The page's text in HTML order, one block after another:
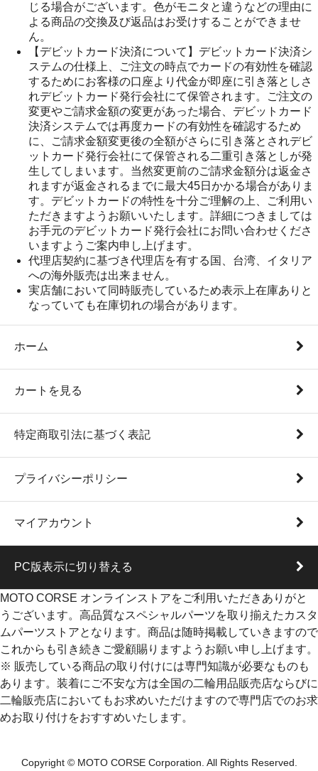
じる場合がございます。色がモニタと違うなどの理由に
よる商品の交換及び返品はお受けすることができませ
ん。
【デビットカード決済について】デビットカード決済シ
ステムの仕様上、ご注文の時点でカードの有効性を確認
するためにお客様の口座より代金が即座に引き落としさ
れデビットカード発行会社にて保管されます。ご注文の
変更やご請求金額の変更があった場合、デビットカード
決済システムでは再度カードの有効性を確認するため
に、ご請求金額変更後の全額がさらに引き落とされデビ
ットカード発行会社にて保管される二重引き落としが発
生してしまいます。当然変更前のご請求金額分は返金さ
れますが返金されるまでに最大45日かかる場合がありま
す。デビットカードの特性を十分ご理解の上、ご利用い
ただきますようお願いいたします。詳細につきましては
お手元のデビットカード発行会社にお問い合わせくださ
いますようご案内申し上げます。
代理店契約に基づき代理店を有する国、台湾、イタリア
への海外販売は出来ません。
実店舗において同時販売しているため表示上在庫ありと
なっていても在庫切れの場合があります。
ホーム
カートを見る
特定商取引法に基づく表記
プライバシーポリシー
マイアカウント
PC版表示に切り替える
MOTO CORSE オンラインストアをご利用いただきありがと
うございます。高品質なスペシャルパーツを取り揃えたカスタ
ムパーツストアとなります。商品は随時掲載していきますので
これからも引き続きご愛顧賜りますようお願い申し上げます。
※ 販売している商品の取り付けには専門知識が必要なものも
あります。装着にご不安な方は全国の二輪用品販売店ならびに
二輪販売店においてもお求めいただけますので専門店でのお求
めお取り付けをおすすめいたします。
Copyright © MOTO CORSE Corporation. All Rights Reserved.